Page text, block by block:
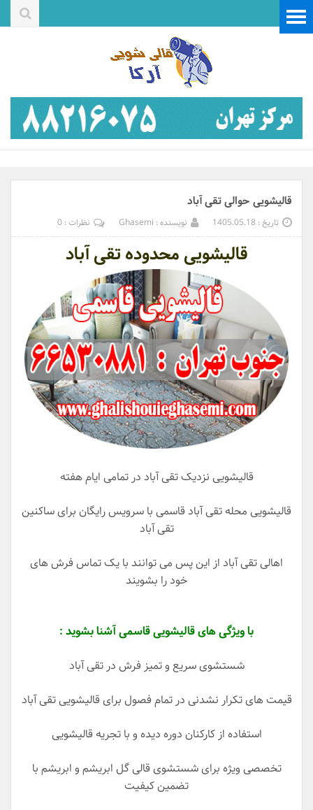
قالیشویی حوالی تقی آباد
تاریخ : 1405.05.18 نویسنده : Ghasemi نظرات : 0
قالیشویی محدوده تقی آباد
قالیشویی نزدیک تقی آباد در تمامی ایام هفته
قالیشویی محله تقی آباد قاسمی با سرویس رایگان برای ساکنین
تقی آباد
اهالی تقی آباد از این پس می توانند با یک تماس فرش های
خود را بشویند
با ویژگی های قالیشویی قاسمی آشنا بشوید :
شستشوی سریع و تمیز فرش در تقی آباد
قیمت های تکرار نشدنی در تمام فصول برای قالیشویی تقی آباد
استفاده از کارکنان دوره دیده و با تجریه قالیشویی
تخصصی ویژه برای شستشوی قالی گل ابریشم و ابریشم با
تضمین کیفیت